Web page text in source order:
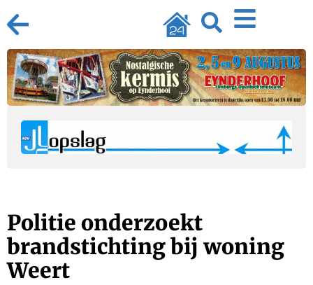
Politie onderzoekt
brandstichting bij woning
Weert